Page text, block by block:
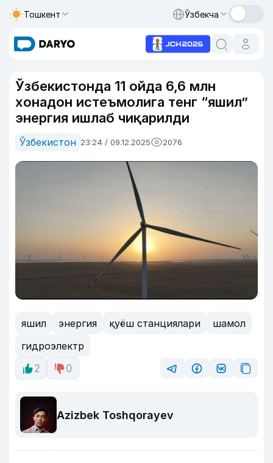
Тошкент Ўзбекча
Ўзбекистонда 11 ойда 6,6 млн
хонадон истеъмолига тенг “яшил”
энергия ишлаб чиқарилди
Ўзбекистон 23:24 / 09.12.2025 2076
яшил энергия қуёш станциялари
шамол
гидроэлектр
2
0
Azizbek Toshqorayev